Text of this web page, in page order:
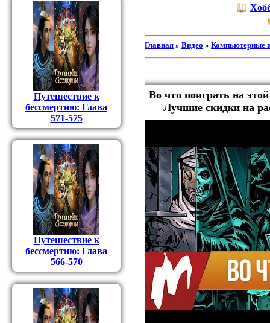
Путешествие к
бессмертию: Глава
571-575
Путешествие к
бессмертию: Глава
566-570
Главная » Видео » Компьютерные
Во что поиграть на
Лучшие скидки на